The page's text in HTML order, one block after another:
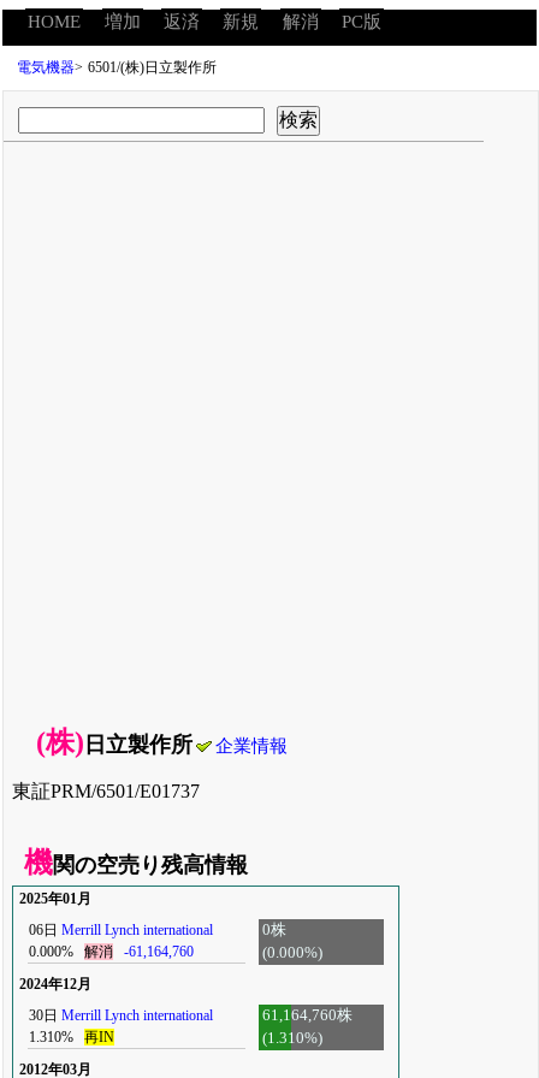
HOME 増加 返済 新規 解消 PC版
電気機器> 6501/(株)日立製作所
(株) 日立製作所 企業情報
東証PRM/6501/E01737
機関の空売り残高情報
2025年01月
06日 Merrill Lynch international
0.000%
解消 -61,164,760
0株
(0.000%)
2024年12月
30日 Merrill Lynch international
1.310%
再IN
61,164,760株
(1.310%)
2012年03月